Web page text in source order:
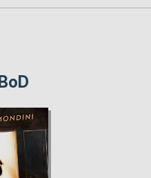
BoD